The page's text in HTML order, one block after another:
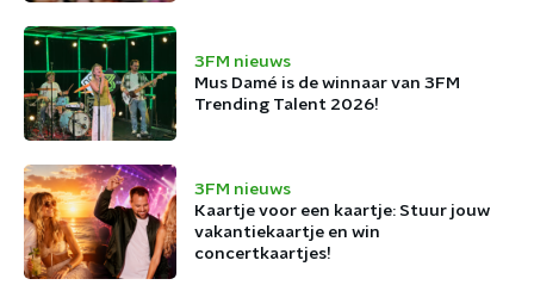
3FM nieuws
Mus Damé is de winnaar van 3FM
Trending Talent 2026!
3FM nieuws
Kaartje voor een kaartje: Stuur jouw
vakantiekaartje en win
concertkaartjes!